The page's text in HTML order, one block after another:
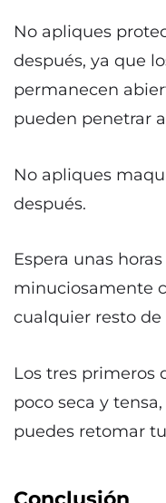
No apliques
después, ya que
permanecen
pueden penetrar
No apliques
después.
Espera unas
minuciosamente
cualquier resto de
Los tres primeros
poco seca y
puedes retomar